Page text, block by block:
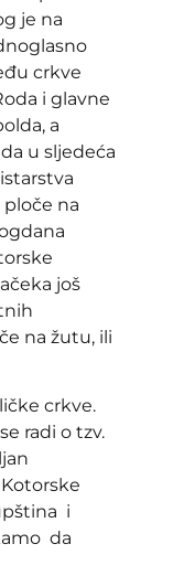
je na
crkve
i glavne
a
u sljedeća
na
još
na žutu, ili
crkve.
radi o tzv.
i
da